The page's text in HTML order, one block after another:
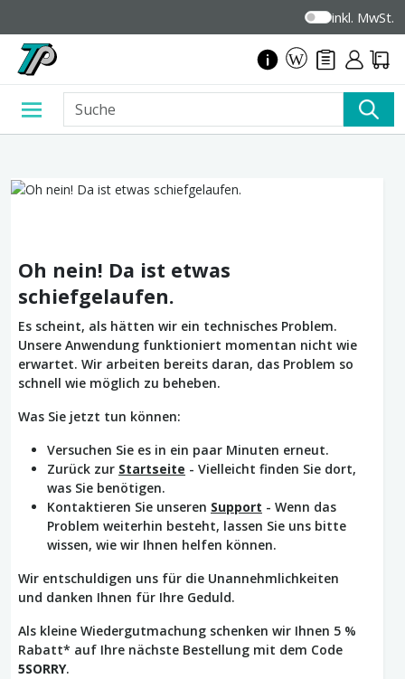
inkl. MwSt.
Oh nein! Da ist etwas
schiefgelaufen.
Es scheint, als hätten wir ein technisches Problem.
Unsere Anwendung funktioniert momentan nicht wie
erwartet. Wir arbeiten bereits daran, das Problem so
schnell wie möglich zu beheben.
Was Sie jetzt tun können:
Versuchen Sie es in ein paar Minuten erneut.
Zurück zur Startseite - Vielleicht finden Sie dort,
was Sie benötigen.
Kontaktieren Sie unseren Support - Wenn das
Problem weiterhin besteht, lassen Sie uns bitte
wissen, wie wir Ihnen helfen können.
Wir entschuldigen uns für die Unannehmlichkeiten
und danken Ihnen für Ihre Geduld.
Als kleine Wiedergutmachung schenken wir Ihnen 5 %
Rabatt* auf Ihre nächste Bestellung mit dem Code
5SORRY.